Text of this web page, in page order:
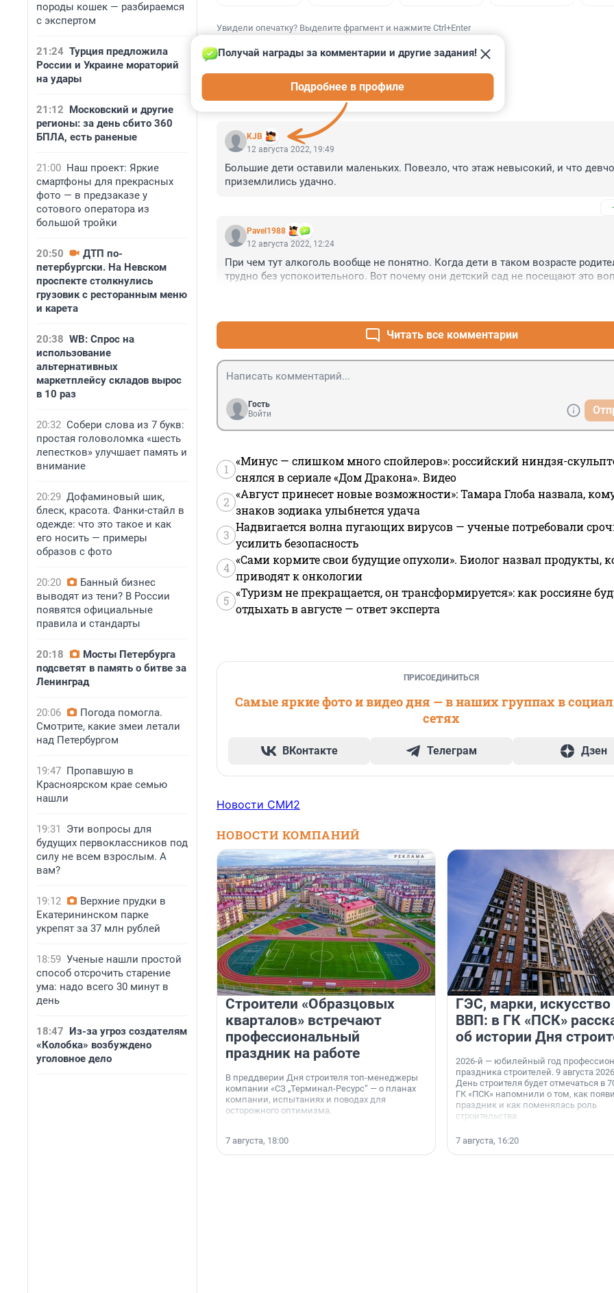
породы кошек — разбираемся
с экспертом
21:24 Турция предложила
России и Украине мораторий
на удары
21:12 Московский и другие
регионы: за день сбито 360
БПЛА, есть раненые
21:00 Наш проект: Яркие
смартфоны для прекрасных
фото — в предзаказе у
сотового оператора из
большой тройки
20:50
ДТП по-
петербургски. На Невском
проспекте столкнулись
грузовик с ресторанным меню
и карета
20:38 WB: Спрос на
использование
альтернативных
маркетплейсу складов вырос
в 10 раз
20:32 Собери слова из 7 букв:
простая головоломка «шесть
лепестков» улучшает память и
внимание
20:29 Дофаминовый шик,
блеск, красота. Фанки-стайл в
одежде: что это такое и как
его носить — примеры
образов с фото
20:20
Банный бизнес
выводят из тени? В России
появятся официальные
правила и стандарты
20:18
Мосты Петербурга
подсветят в память о битве за
Ленинград
20:06
Погода помогла.
Смотрите, какие змеи летали
над Петербургом
19:47 Пропавшую в
Красноярском крае семью
нашли
19:31
Эти вопросы для
будущих первоклассников под
силу не всем взрослым. А
вам?
19:12
Верхние прудки в
Екатерининском парке
укрепят за 37 млн рублей
18:59 Ученые нашли простой
способ отсрочить старение
ума: надо всего 30 минут в
день
18:47 Из-за угроз создателям
«Колобка» возбуждено
уголовное дело
Увидели опечатку? Выделите фрагмент и нажмите Ctrl+Enter
КОММЕНТАРИИ 30
KJB
Получай награды за комментарии и другие задания!
Подробнее в профиле
12 августа 2022, 19:49
Большие дети оставили маленьких. Повезло, что этаж невысокий, и что
приземлились удачно.
Pavel1988
12 августа 2022, 12:24
При чем тут алкоголь вообще не понятно. Когда дети в таком возрасте
трудно без успокоительного. Вот почему они детский сад не посещают это
Читать все комментарии
Гость
Войти
1
«Минус — слишком много спойлеров»: российский ниндзя-
снялся в сериале «Дом Дракона». Видео
2
«Август принесет новые возможности»: Тамара Глоба назвала,
знаков зодиака улыбнется удача
3
Надвигается волна пугающих вирусов — ученые потребовали
усилить безопасность
4
«Сами кормите свои будущие опухоли». Биолог назвал продукты,
приводят к онкологии
5
«Туризм не прекращается, он трансформируется»: как россияне
отдыхать в августе — ответ эксперта
ПРИСОЕДИНИТЬСЯ
Самые яркие фото и видео дня — в наших группах в
сетях
ВКонтакте Телеграм Дзен
Новости СМИ2
НОВОСТИ КОМПАНИЙ
Строители «Образцовых
кварталов» встречают
профессиональный
праздник на работе
В преддверии Дня строителя топ-менеджеры
компании «СЗ „Терминал-Ресурс“ — о планах
компании, испытаниях и поводах для
осторожного оптимизма.
7 августа, 18:00
ГЭС, марки, искусство
ВВП: в ГК «ПСК»
об истории Дня
2026-й — юбилейный год
праздника строителей. 9 августа
День строителя будет отмечаться в
ГК «ПСК» напомнили о том, как
праздник и как поменялась роль
строительства.
7 августа, 16:20